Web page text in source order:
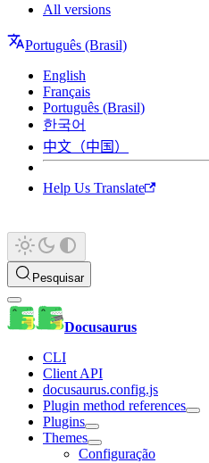
All versions
Português (Brasil)
English
Français
Português (Brasil)
한국어
中文（中国）
Help Us Translate
Pesquisar
Docusaurus
CLI
Client API
docusaurus.config.js
Plugin method references
Plugins
Themes
Configuração